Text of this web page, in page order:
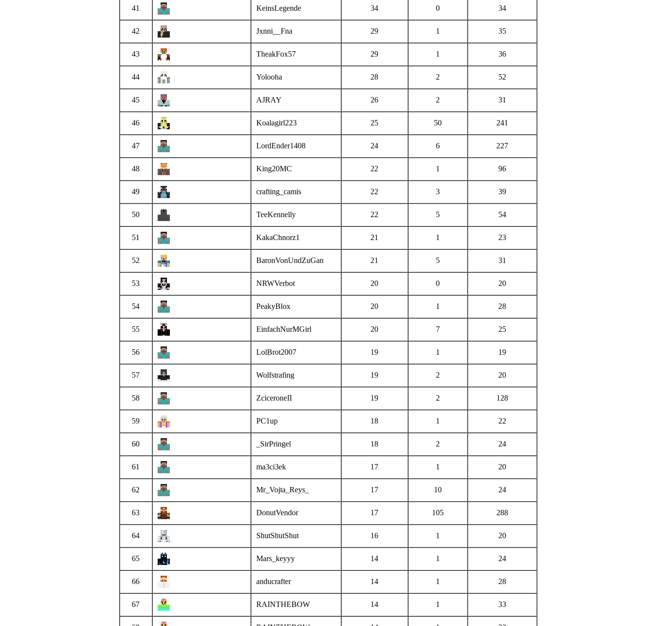
41 KeinsLegende 34 0 34
42 Jxnni__Fna 29 1 35
43 TheakFox57 29 1 36
44 Yolooha 28 2 52
45 AJRAY 26 2 31
46 Koalagirl223 25 50 241
47 LordEnder1408 24 6 227
48 King20MC 22 1 96
49 crafting_camis 22 3 39
50 TeeKennelly 22 5 54
51 KakaChnorz1 21 1 23
52 BaronVonUndZuGan 21 5 31
53 NRWVerbot 20 0 20
54 PeakyBlox 20 1 28
55 EinfachNurMGirl 20 7 25
56 LolBrot2007 19 1 19
57 Wolfstrafing 19 2 20
58 ZciceroneII 19 2 128
59 PC1up 18 1 22
60 _SirPringel 18 2 24
61 ma3ci3ek 17 1 20
62 Mr_Vojta_Reys_ 17 10 24
63 DonutVendor 17 105 288
64 ShutShutShut 16 1 20
65 Mars_keyyy 14 1 24
66 anducrafter 14 1 28
67 RAINTHEBOW 14 1 33